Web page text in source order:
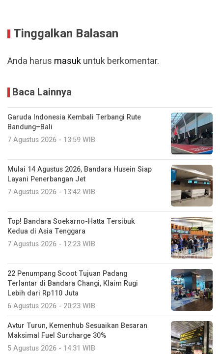
Tinggalkan Balasan
Anda harus masukuntuk berkomentar.
Baca Lainnya
Garuda Indonesia Kembali Terbangi Rute
Bandung–Bali
7 Agustus 2026 - 13:59 WIB
Mulai 14 Agustus 2026, Bandara Husein Siap
Layani Penerbangan Jet
7 Agustus 2026 - 13:42 WIB
Top! Bandara Soekarno-Hatta Tersibuk
Kedua di Asia Tenggara
7 Agustus 2026 - 12:23 WIB
22 Penumpang Scoot Tujuan Padang
Terlantar di Bandara Changi, Klaim Rugi
Lebih dari Rp110 Juta
6 Agustus 2026 - 20:23 WIB
Avtur Turun, Kemenhub Sesuaikan Besaran
Maksimal Fuel Surcharge 30%
5 Agustus 2026 - 14:31 WIB